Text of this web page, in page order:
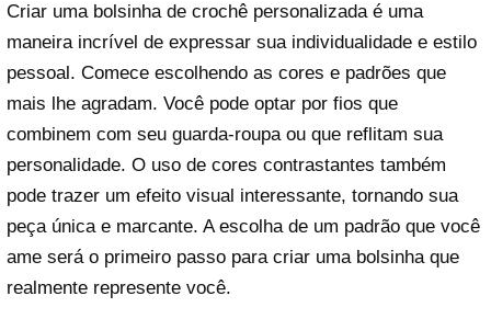
Criar uma bolsinha de crochê personalizada é uma
maneira incrível de expressar sua individualidade e estilo
pessoal. Comece escolhendo as cores e padrões que
mais lhe agradam. Você pode optar por fios que
combinem com seu guarda-roupa ou que reflitam sua
personalidade. O uso de cores contrastantes também
pode trazer um efeito visual interessante, tornando sua
peça única e marcante. A escolha de um padrão que você
ame será o primeiro passo para criar uma bolsinha que
realmente represente você.